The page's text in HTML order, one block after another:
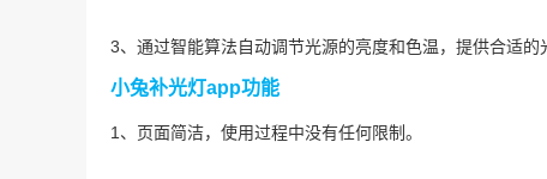
3、通过智能算法自动调节光源的亮度和色温，提供合适的
小兔补光灯app功能
1、页面简洁，使用过程中没有任何限制。